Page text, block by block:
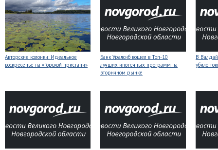
Авторские колонки: Идеальное
воскресенье на «Горской пристани»
Банк Уралсиб вошел в Топ-10
лучших ипотечных программ на
вторичном рынке
В
убило